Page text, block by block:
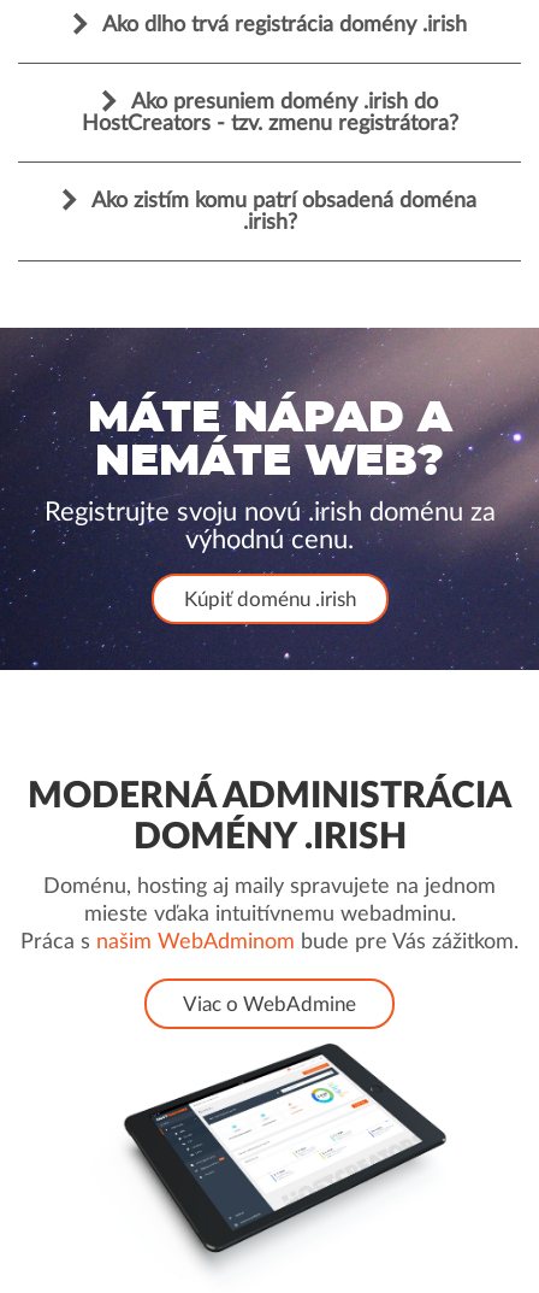
Ako dlho trvá registrácia domény .irish
Ako presuniem domény .irish do
HostCreators - tzv. zmenu registrátora?
Ako zistím komu patrí obsadená doména
.irish?
MÁTE NÁPAD A
NEMÁTE WEB?
Registrujte svoju novú .irish doménu za
výhodnú cenu.
Kúpiť doménu .irish
MODERNÁ ADMINISTRÁCIA
DOMÉNY .IRISH
Doménu, hosting aj maily spravujete na jednom
mieste vďaka intuitívnemu webadminu.
Práca s našim WebAdminom bude pre Vás zážitkom.
Viac o WebAdmine